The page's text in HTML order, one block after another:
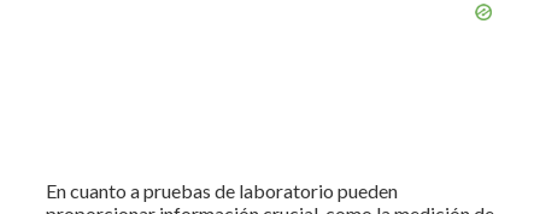
En cuanto a pruebas de laboratorio pueden